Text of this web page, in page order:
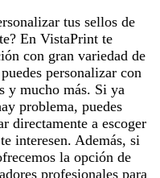
tus sellos de
En VistaPrint te
con gran variedad de
personalizar con
y mucho más. Si ya
problema, puedes
directamente a escoger
interesen. Además, si
la opción de
profesionales para